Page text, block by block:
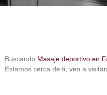
Buscando Masaje deportivo en
Estamos cerca de ti, ven a